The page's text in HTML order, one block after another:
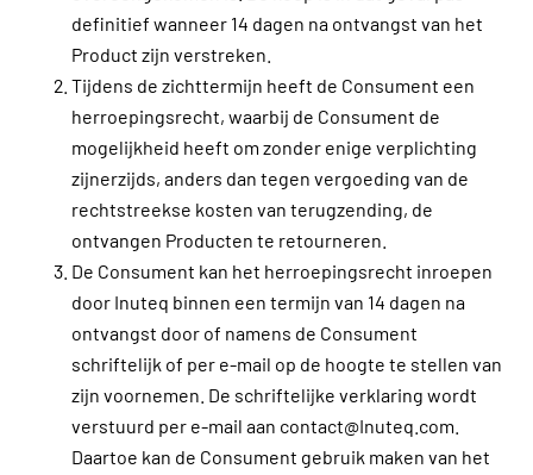
definitief wanneer 14 dagen na ontvangst van het
Product zijn verstreken.
Tijdens de zichttermijn heeft de Consument een
herroepingsrecht, waarbij de Consument de
mogelijkheid heeft om zonder enige verplichting
zijnerzijds, anders dan tegen vergoeding van de
rechtstreekse kosten van terugzending, de
ontvangen Producten te retourneren.
De Consument kan het herroepingsrecht inroepen
door Inuteq binnen een termijn van 14 dagen na
ontvangst door of namens de Consument
schriftelijk of per e-mail op de hoogte te stellen van
zijn voornemen. De schriftelijke verklaring wordt
verstuurd per e-mail aan contact@Inuteq.com.
Daartoe kan de Consument gebruik maken van het